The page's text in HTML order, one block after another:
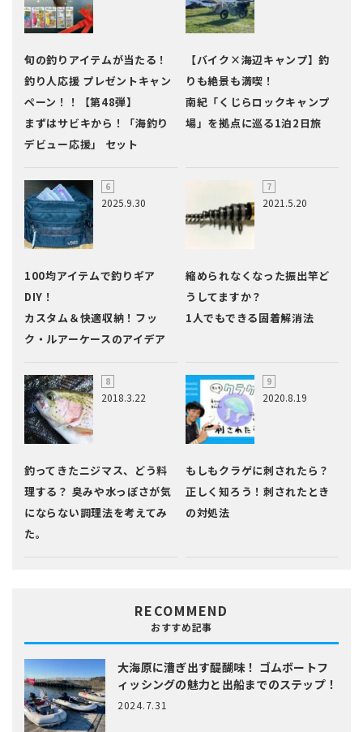
旬の釣りアイテムが当たる！
釣り人応援 プレゼントキャン
ペーン！！【第48弾】
まずはサビキから！「海釣り
デビュー応援」 セット
【バイク×海辺キャンプ】釣
りも絶景も満喫！
南紀「くじらロックキャンプ
場」を拠点に巡る1泊2日旅
2025.9.30
100均アイテムで釣りギア
DIY！
カスタム＆快適収納！フッ
ク・ルアーケースのアイデア
2021.5.20
縮められなくなった振出竿ど
うしてますか？
1人でもできる固着解消法
2018.3.22
釣ってきたニジマス、どう料
理する？ 臭みや水っぽさが気
にならない調理法を考えてみ
た。
2020.8.19
もしもクラゲに刺されたら？
正しく知ろう！刺されたとき
の対処法
RECOMMEND
おすすめ記事
大海原に漕ぎ出す醍醐味！ ゴムボートフ
ィッシングの魅力と出船までのステップ！
2024.7.31